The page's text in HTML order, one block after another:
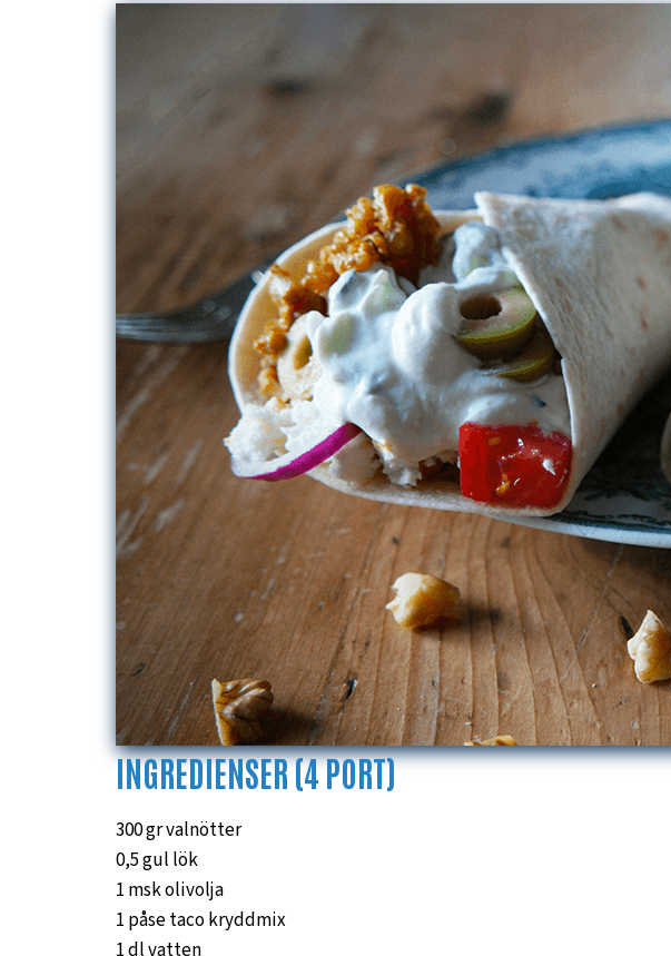
INGREDIENSER (4 PORT)
300 gr valnötter
0,5 gul lök
1 msk olivolja
1 påse taco kryddmix
1 dl vatten